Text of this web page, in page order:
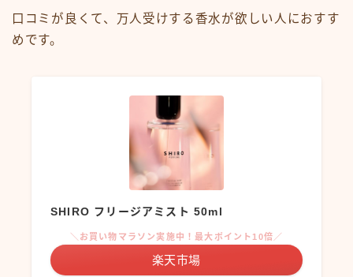
口コミが良くて、万人受けする香水が欲しい人におすす
めです。
SHIRO フリージアミスト 50ml
＼お買い物マラソン実施中！最大ポイント10倍／
楽天市場